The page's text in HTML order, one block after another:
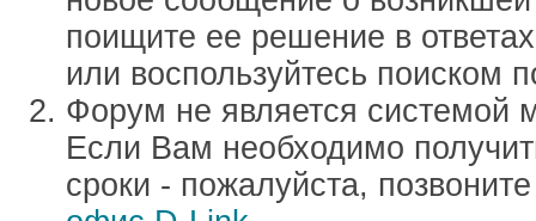
поищите ее решение в
или воспользуйтесь поиском
Форум не является системой
Если Вам необходимо
сроки - пожалуйста,